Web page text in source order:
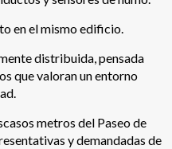
en el mismo edificio.
distribuida, pensada
que valoran un entorno
metros del Paseo de
y demandadas de
nuestros servicios.
la aceptación de la